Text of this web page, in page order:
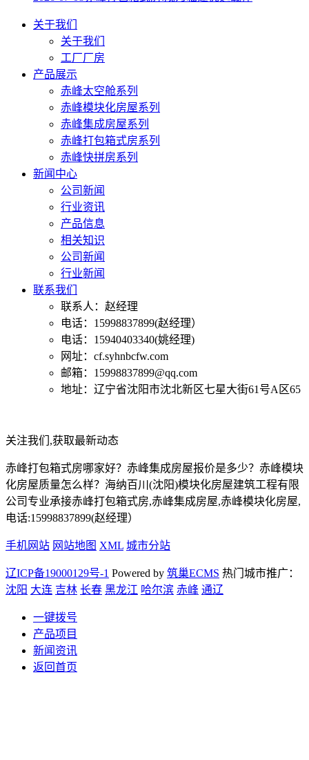
关于我们
关于我们
工厂厂房
产品展示
赤峰太空舱系列
赤峰模块化房屋系列
赤峰集成房屋系列
赤峰打包箱式房系列
赤峰快拼房系列
新闻中心
公司新闻
行业资讯
产品信息
相关知识
公司新闻
行业新闻
联系我们
联系人：赵经理
电话：15998837899(赵经理）
电话：15940403340(姚经理)
网址：cf.syhnbcfw.com
邮箱：15998837899@qq.com
地址：辽宁省沈阳市沈北新区七星大街61号A区65
关注我们,获取最新动态
赤峰打包箱式房哪家好？赤峰集成房屋报价是多少？赤峰模块
化房屋质量怎么样？海纳百川(沈阳)模块化房屋建筑工程有限
公司专业承接赤峰打包箱式房,赤峰集成房屋,赤峰模块化房屋,
电话:15998837899(赵经理）
手机网站 网站地图 XML 城市分站
辽ICP备19000129号-1 Powered by 筑巢ECMS 热门城市推广：
沈阳 大连 吉林 长春 黑龙江 哈尔滨 赤峰 通辽
一键拨号
产品项目
新闻资讯
返回首页